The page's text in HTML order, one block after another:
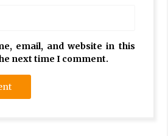
email, and website in this
next time I comment.